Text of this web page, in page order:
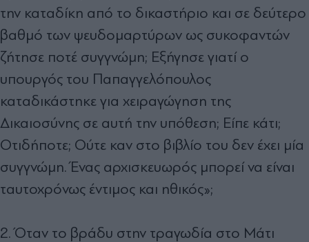
την καταδίκη από το δικαστήριο και σε δεύτερο
βαθμό των ψευδομαρτύρων ως συκοφαντών
ζήτησε ποτέ συγγνώμη; Εξήγησε γιατί ο
υπουργός του Παπαγγελόπουλος
καταδικάστηκε για χειραγώγηση της
Δικαιοσύνης σε αυτή την υπόθεση; Είπε κάτι;
Οτιδήποτε; Ούτε καν στο βιβλίο του δεν έχει μία
συγγνώμη. Ένας αρχισκευωρός μπορεί να είναι
ταυτοχρόνως έντιμος και ηθικός»;
2. Όταν το βράδυ στην τραγωδία στο Μάτι